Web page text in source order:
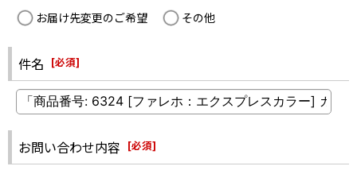
お届け先変更のご希望
その他
件名 [必須]
お問い合わせ内容 [必須]